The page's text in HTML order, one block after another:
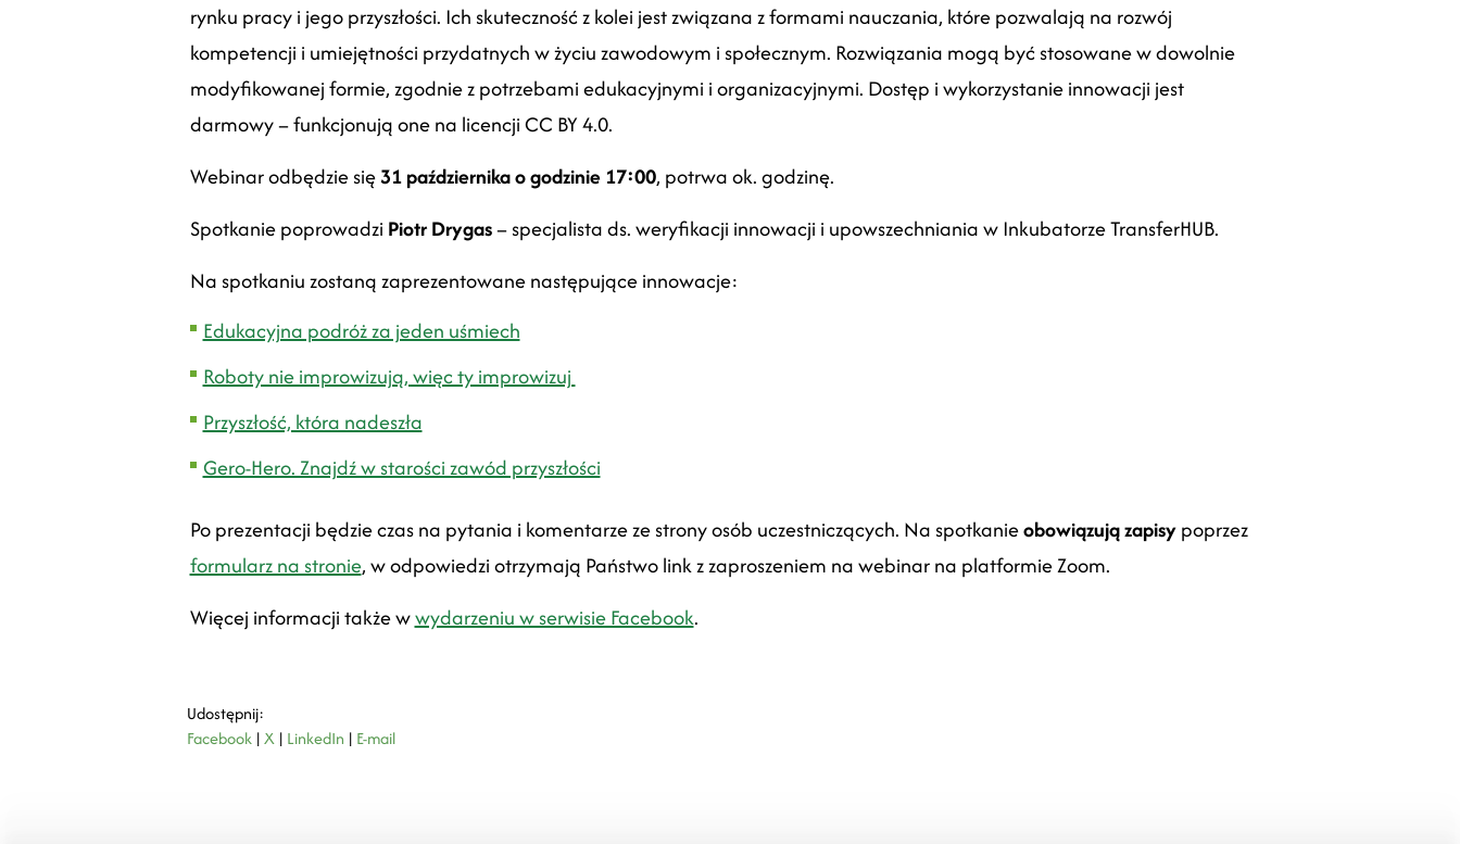
rynku pracy i jego przyszłości. Ich skuteczność z kolei jest związana z formami nauczania, które pozwalają na rozwój
kompetencji i umiejętności przydatnych w życiu zawodowym i społecznym. Rozwiązania mogą być stosowane w dowolnie
modyfikowanej formie, zgodnie z potrzebami edukacyjnymi i organizacyjnymi. Dostęp i wykorzystanie innowacji jest
darmowy – funkcjonują one na licencji CC BY 4.0.
Webinar odbędzie się31 października o godzinie 17:00, potrwa ok. godzinę.
Spotkanie poprowadzi Piotr Drygas– specjalista ds. weryfikacji innowacji i upowszechniania w Inkubatorze TransferHUB.
Na spotkaniu zostaną zaprezentowane następujące innowacje:
Edukacyjna podróż za jeden uśmiech
Roboty nie improwizują, więc ty improwizuj
Przyszłość, która nadeszła
Gero-Hero. Znajdź w starości zawód przyszłości
Po prezentacji będzie czas na pytania i komentarze ze strony osób uczestniczących. Na spotkanieobowiązują zapisypoprzez
formularz na stronie, w odpowiedzi otrzymają Państwo link z zaproszeniem na webinar na platformie Zoom.
Więcej informacji także wwydarzeniu w serwisie Facebook.
Udostępnij:
Facebook |X | LinkedIn | E-mail